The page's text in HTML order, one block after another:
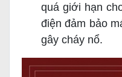
quá giới hạn
điện đảm bảo
gây cháy nổ.